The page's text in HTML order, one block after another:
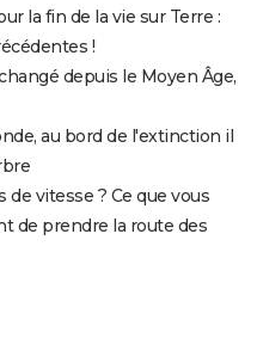
la fin de la vie sur Terre :
!
depuis le Moyen Âge,
au bord de l'extinction il
de vitesse ? Ce que vous
de prendre la route des